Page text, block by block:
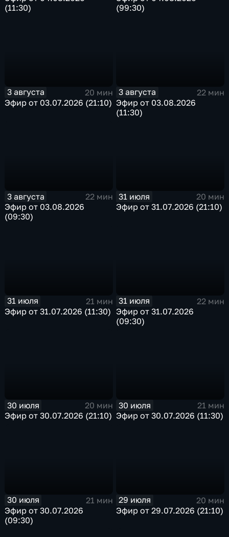
(11:30)
(99:30)
3 августа
20 мин
Эфир от 03.07.2026 (21:10)
3 августа
22 мин
Эфир от 03.08.2026
(11:30)
3 августа
22 мин
Эфир от 03.08.2026
(09:30)
31 июля
20 мин
Эфир от 31.07.2026 (21:10)
31 июля
21 мин
Эфир от 31.07.2026 (11:30)
31 июля
22 мин
Эфир от 31.07.2026
(09:30)
30 июля
20 мин
Эфир от 30.07.2026 (21:10)
30 июля
21 мин
Эфир от 30.07.2026 (11:30)
30 июля
21 мин
Эфир от 30.07.2026
(09:30)
29 июля
20 мин
Эфир от 29.07.2026 (21:10)